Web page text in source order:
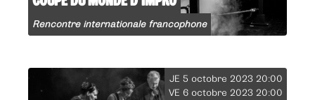
Rencontre internationale francophone
JE 5 octobre 2023 20:00
VE 6 octobre 2023 20:00